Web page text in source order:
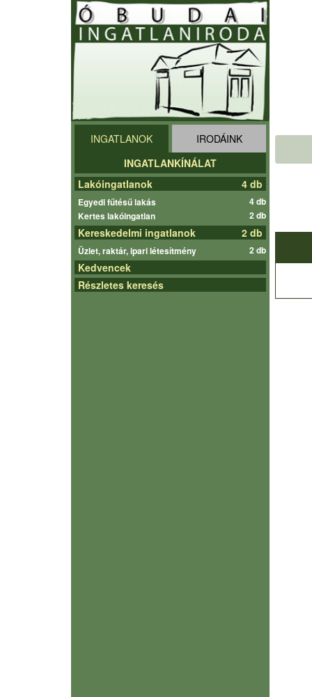
INGATLANOK
IRODÁINK
INGATLANKÍNÁLAT
Lakóingatlanok
4 db
Egyedi fűtésű lakás
4 db
Kertes lakóingatlan
2 db
Kereskedelmi ingatlanok 2 db
Üzlet, raktár, ipari létesítmény 2 db
Kedvencek
Részletes keresés